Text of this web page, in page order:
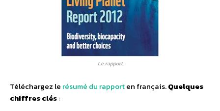
Le rapport
Téléchargez le résumé du rapporten français.Quelques
chiffres clés: